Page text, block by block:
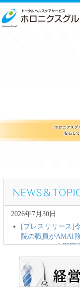
2026年7月30日
[プレスリリース]
院の職員がAMAT
ホロニクス公開医
から命を守る！正
［2026年8月6日（
2026年7月29日